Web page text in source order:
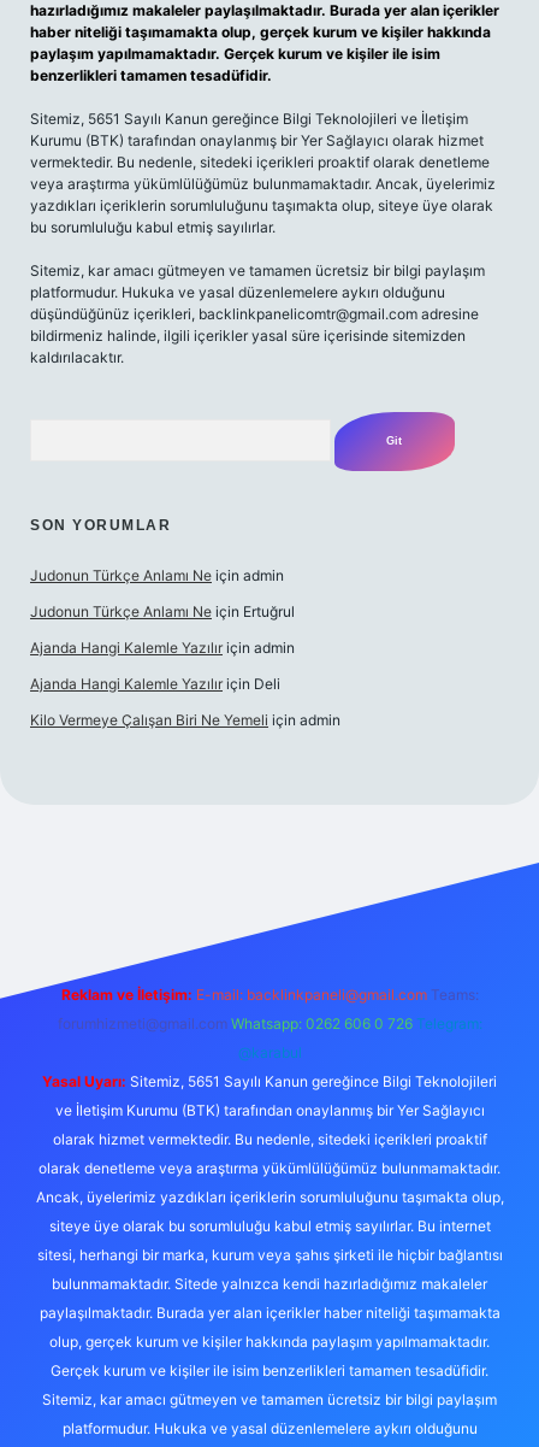
hazırladığımız makaleler paylaşılmaktadır. Burada yer alan içerikler
haber niteliği taşımamakta olup, gerçek kurum ve kişiler hakkında
paylaşım yapılmamaktadır. Gerçek kurum ve kişiler ile isim
benzerlikleri tamamen tesadüfidir.
Sitemiz, 5651 Sayılı Kanun gereğince Bilgi Teknolojileri ve İletişim
Kurumu (BTK) tarafından onaylanmış bir Yer Sağlayıcı olarak hizmet
vermektedir. Bu nedenle, sitedeki içerikleri proaktif olarak denetleme
veya araştırma yükümlülüğümüz bulunmamaktadır. Ancak, üyelerimiz
yazdıkları içeriklerin sorumluluğunu taşımakta olup, siteye üye olarak
bu sorumluluğu kabul etmiş sayılırlar.
Sitemiz, kar amacı gütmeyen ve tamamen ücretsiz bir bilgi paylaşım
platformudur. Hukuka ve yasal düzenlemelere aykırı olduğunu
düşündüğünüz içerikleri, backlinkpanelicomtr@gmail.com adresine
bildirmeniz halinde, ilgili içerikler yasal süre içerisinde sitemizden
kaldırılacaktır.
SON YORUMLAR
Judonun Türkçe Anlamı Ne için admin
Judonun Türkçe Anlamı Ne için Ertuğrul
Ajanda Hangi Kalemle Yazılır için admin
Ajanda Hangi Kalemle Yazılır için Deli
Kilo Vermeye Çalışan Biri Ne Yemeli için admin
Reklam ve İletişim: E-mail: backlinkpaneli@gmail.com Teams:
forumhizmeti@gmail.com Whatsapp: 0262 606 0 726 Telegram:
@karabul
Yasal Uyarı: Sitemiz, 5651 Sayılı Kanun gereğince Bilgi Teknolojileri
ve İletişim Kurumu (BTK) tarafından onaylanmış bir Yer Sağlayıcı
olarak hizmet vermektedir. Bu nedenle, sitedeki içerikleri proaktif
olarak denetleme veya araştırma yükümlülüğümüz bulunmamaktadır.
Ancak, üyelerimiz yazdıkları içeriklerin sorumluluğunu taşımakta olup,
siteye üye olarak bu sorumluluğu kabul etmiş sayılırlar. Bu internet
sitesi, herhangi bir marka, kurum veya şahıs şirketi ile hiçbir bağlantısı
bulunmamaktadır. Sitede yalnızca kendi hazırladığımız makaleler
paylaşılmaktadır. Burada yer alan içerikler haber niteliği taşımamakta
olup, gerçek kurum ve kişiler hakkında paylaşım yapılmamaktadır.
Gerçek kurum ve kişiler ile isim benzerlikleri tamamen tesadüfidir.
Sitemiz, kar amacı gütmeyen ve tamamen ücretsiz bir bilgi paylaşım
platformudur. Hukuka ve yasal düzenlemelere aykırı olduğunu